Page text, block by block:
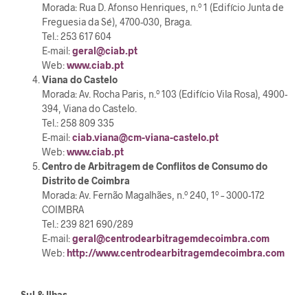
Morada: Rua D. Afonso Henriques, n.º 1 (Edifício Junta de
Freguesia da Sé), 4700-030, Braga.
Tel.: 253 617 604
E-mail:geral@ciab.pt
Web:www.ciab.pt
Viana do Castelo
Morada: Av. Rocha Paris, n.º 103 (Edifício Vila Rosa), 4900-
394, Viana do Castelo.
Tel.: 258 809 335
E-mail:ciab.viana@cm-viana-castelo.pt
Web:www.ciab.pt
Centro de Arbitragem de Conflitos de Consumo do
Distrito de Coimbra
Morada: Av. Fernão Magalhães, n.º 240, 1º – 3000-172
COIMBRA
Tel.: 239 821 690/289
E-mail:geral@centrodearbitragemdecoimbra.com
Web: http://www.centrodearbitragemdecoimbra.com